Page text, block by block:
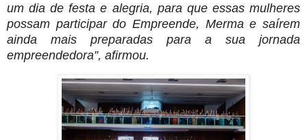
um dia de festa e alegria, para que essas mulheres
possam participar do Empreende, Merma e saírem
ainda mais preparadas para a sua jornada
empreendedora”, afirmou.